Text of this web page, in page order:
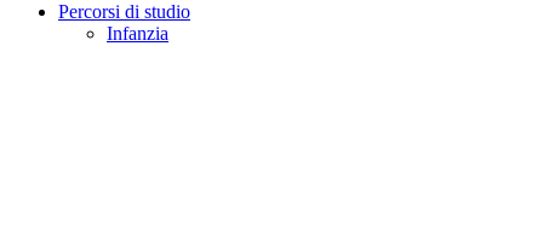
Percorsi di studio
Infanzia